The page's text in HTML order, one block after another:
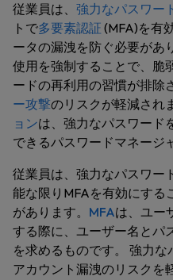
従業員は、 強力なパスワー
トで多要素認証 (MFA)を有
ータの漏洩を防ぐ必要があ
使用を強制することで、脆
ードの再利用の習慣が排除
ー攻撃のリスクが軽減され
ョンは、強力なパスワード
できるパスワードマネージ
従業員は、強力なパスワー
能な限りMFAを有効にする
があります。 MFAは、ユー
する際に、ユーザー名とパ
を求めるものです。 強力
アカウント漏洩のリスクを